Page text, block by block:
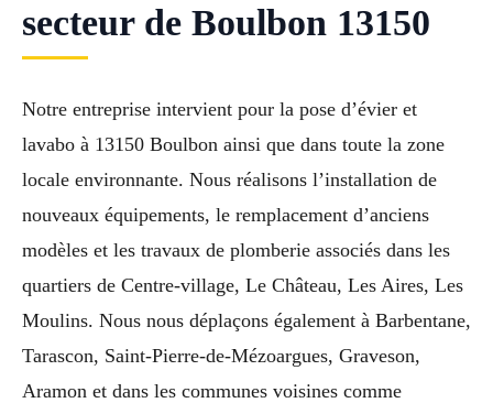
secteur de Boulbon 13150
Notre entreprise intervient pour la pose d’évier et
lavabo à 13150 Boulbon ainsi que dans toute la zone
locale environnante. Nous réalisons l’installation de
nouveaux équipements, le remplacement d’anciens
modèles et les travaux de plomberie associés dans les
quartiers de Centre-village, Le Château, Les Aires, Les
Moulins. Nous nous déplaçons également à Barbentane,
Tarascon, Saint-Pierre-de-Mézoargues, Graveson,
Aramon et dans les communes voisines comme